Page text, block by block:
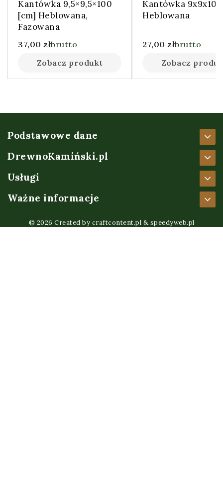
Kantówka 9,5×9,5×100
[cm] Heblowana,
Fazowana
37,00 złbrutto
Zobacz produkt
Kantówka
Heblowana
27,00 złbrutto
Zobacz
Podstawowe dane
DrewnoKamiński.pl
Usługi
Ważne informacje
© 2026 Created by craftcontent.pl & speedyweb.pl